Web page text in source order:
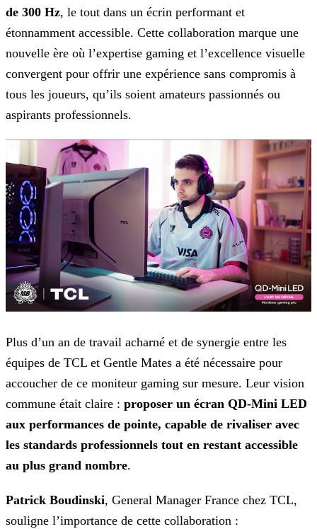
de 300 Hz, le tout dans un écrin performant et
étonnamment accessible. Cette collaboration marque une
nouvelle ère où l’expertise gaming et l’excellence visuelle
convergent pour offrir une expérience sans compromis à
tous les joueurs, qu’ils soient amateurs passionnés ou
aspirants professionnels.
Plus d’un an de travail acharné et de synergie entre les
équipes de TCL et Gentle Mates a été nécessaire pour
accoucher de ce moniteur gaming sur mesure. Leur vision
commune était claire : proposer un écran QD-Mini LED
aux performances de pointe, capable de rivaliser avec
les standards professionnels tout en restant accessible
au plus grand nombre.
Patrick Boudinski, General Manager France chez TCL,
souligne l’importance de cette collaboration :